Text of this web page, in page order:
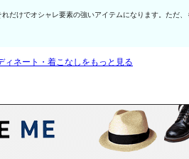
だけでオシャレ要素の強いアイテムになります。た
ィネート・着こなしをもっと見る